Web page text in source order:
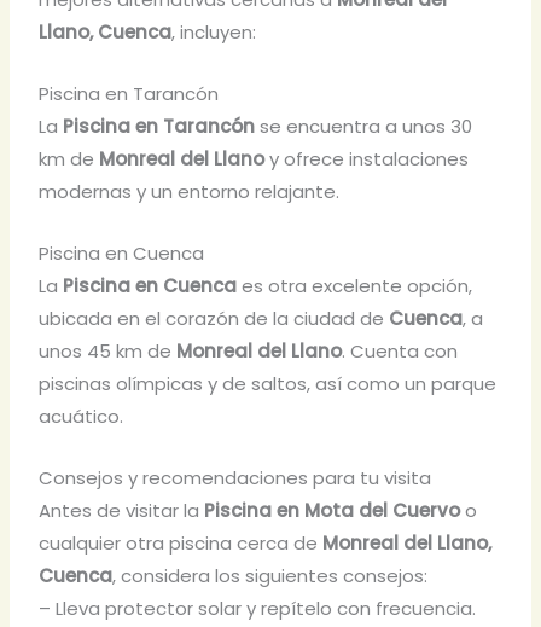
Llano, Cuenca, incluyen:
Piscina en Tarancón
La Piscina en Tarancónse encuentra a unos 30
km de Monreal del Llanoy ofrece instalaciones
modernas y un entorno relajante.
Piscina en Cuenca
La Piscina en Cuencaes otra excelente opción,
ubicada en el corazón de la ciudad de Cuenca, a
unos 45 km de Monreal del Llano. Cuenta con
piscinas olímpicas y de saltos, así como un parque
acuático.
Consejos y recomendaciones para tu visita
Antes de visitar la Piscina en Mota del Cuervoo
cualquier otra piscina cerca de Monreal del Llano,
Cuenca, considera los siguientes consejos:
– Lleva protector solar y repítelo con frecuencia.